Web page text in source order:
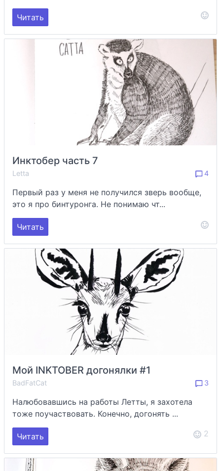
Читать
Инктобер часть 7
Letta 4
Первый раз у меня не получился зверь вообще,
это я про бинтуронга. Не понимаю чт...
Читать
Мой INKTOBER догонялки #1
BadFatCat 3
Налюбовавшись на работы Летты, я захотела
тоже поучаствовать. Конечно, догонять ...
Читать 2